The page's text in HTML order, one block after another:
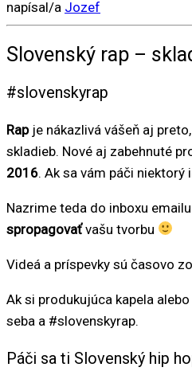
napísal/a Jozef
Slovenský rap –
#slovenskyrap
Rapje nákazlivá vášeň aj
skladieb. Nové aj zabehnuté
2016. Ak sa vám páči niektorý
Nazrime teda do inboxu
spropagovaťvašu tvorbu
Videá a príspevky sú časovo
Ak si produkujúca kapela
seba a #slovenskyrap.
Páči sa ti Slovenský hip